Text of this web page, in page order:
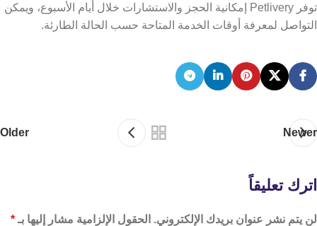
توفر Petlivery إمكانية الحجز والاستشارات خلال أيام الأسبوع، ويمكن
التواصل لمعرفة أوقات الخدمة المتاحة حسب الحالة الطارئة.
Newer
Older
اترك تعليقاً
لن يتم نشر عنوان بريدك الإلكتروني. الحقول الإلزامية مشار إليها بـ *